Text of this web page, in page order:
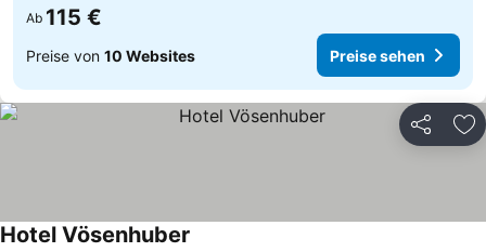
Ab 115 €
Preise von 10 Websites Preise sehen
Teilen
Hotel Vösenhuber